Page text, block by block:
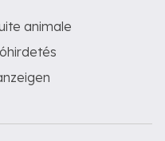
animale